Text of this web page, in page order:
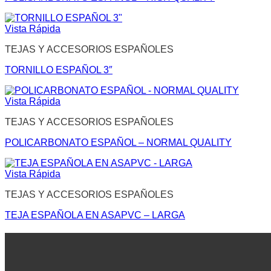
Vista Rápida
TEJAS Y ACCESORIOS ESPAÑOLES
TORNILLO ESPAÑOL 3″
Vista Rápida
TEJAS Y ACCESORIOS ESPAÑOLES
POLICARBONATO ESPAÑOL – NORMAL QUALITY
Vista Rápida
TEJAS Y ACCESORIOS ESPAÑOLES
TEJA ESPAÑOLA EN ASAPVC – LARGA